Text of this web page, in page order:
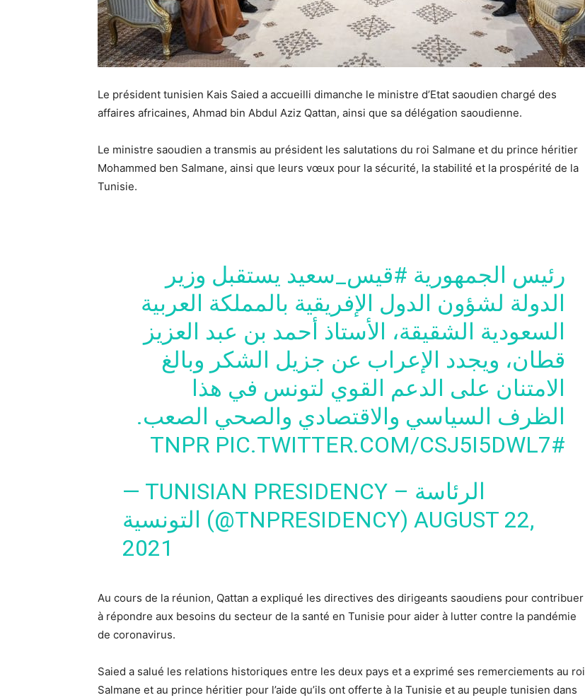
Le président tunisien Kais Saied a accueilli dimanche le ministre d’Etat saoudien chargé des
affaires africaines, Ahmad bin Abdul Aziz Qattan, ainsi que sa délégation saoudienne.
Le ministre saoudien a transmis au président les salutations du roi Salmane et du prince héritier
Mohammed ben Salmane, ainsi que leurs vœux pour la sécurité, la stabilité et la prospérité de la
Tunisie.
رئيس الجمهورية #قيس_سعيد يستقبل وزير
الدولة لشؤون الدول الإفريقية بالمملكة العربية
السعودية الشقيقة، الأستاذ أحمد بن عبد العزيز
قطان، ويجدد الإعراب عن جزيل الشكر وبالغ
الامتنان على الدعم القوي لتونس في هذا
الظرف السياسي والاقتصادي والصحي الصعب.
#TNPR
PIC.TWITTER.COM/CSJ5I5DWL7
— TUNISIAN PRESIDENCY – الرئاسة
التونسية (@TNPRESIDENCY) AUGUST 22,
2021
Au cours de la réunion, Qattan a expliqué les directives des dirigeants saoudiens pour contribuer
à répondre aux besoins du secteur de la santé en Tunisie pour aider à lutter contre la pandémie
de coronavirus.
Saied a salué les relations historiques entre les deux pays et a exprimé ses remerciements au roi
Salmane et au prince héritier pour l’aide qu’ils ont offerte à la Tunisie et au peuple tunisien dans